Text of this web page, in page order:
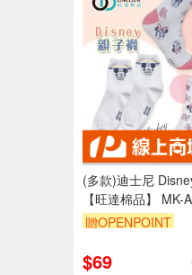
(多款)迪士尼
【旺達棉品】 MK-
A313
贈OPENPOINT
$69